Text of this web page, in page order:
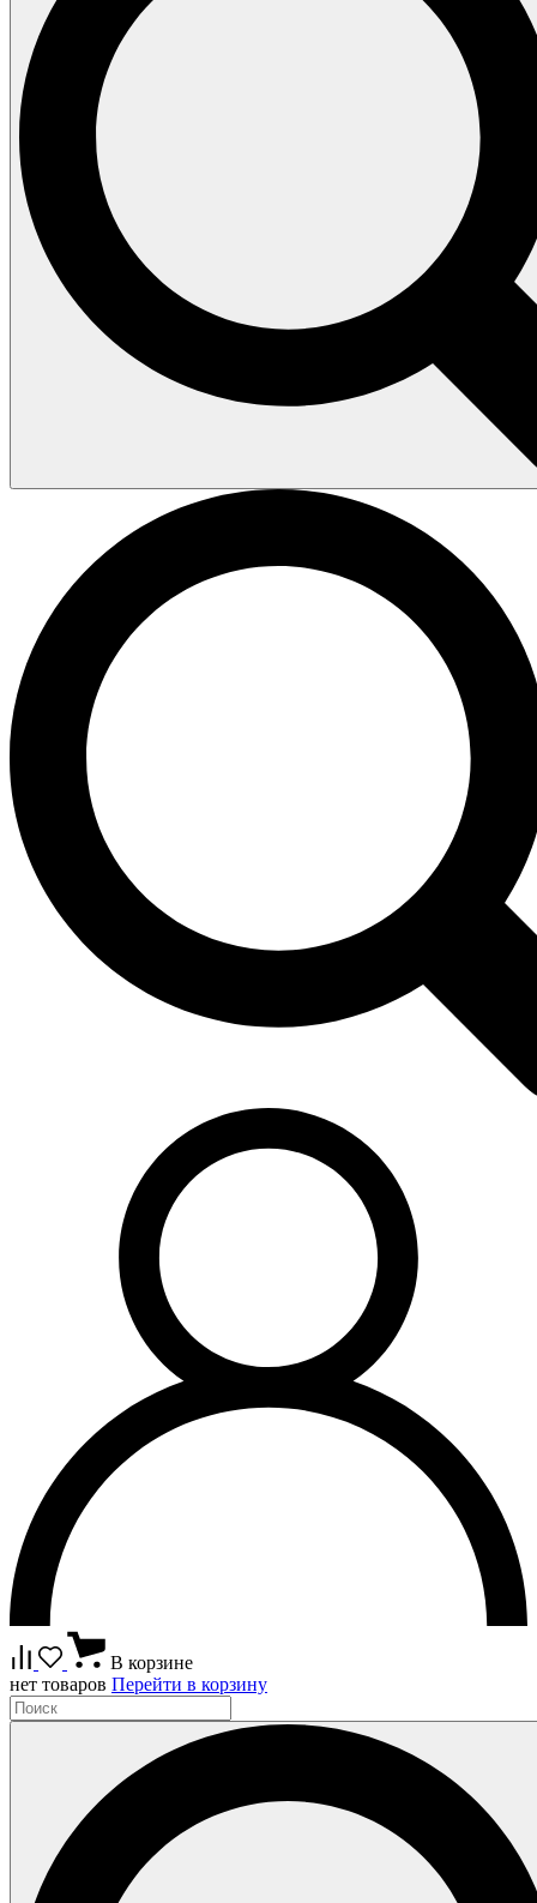
В корзине
нет товаров Перейти в корзину